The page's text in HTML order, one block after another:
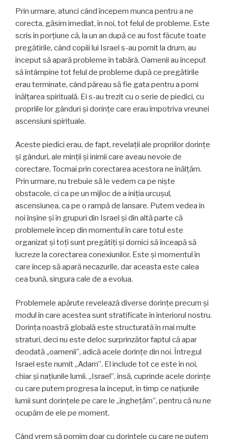
Prin urmare, atunci când începem munca pentru a ne
corecta, găsim imediat, în noi, tot felul de probleme. Este
scris în porțiune că, la un an după ce au fost făcute toate
pregătirile, când copiii lui Israel s-au pornit la drum, au
început să apară probleme în tabără. Oamenii au început
să întâmpine tot felul de probleme după ce pregătirile
erau terminate, când păreau să fie gata pentru a porni
înălţarea spirituală. Ei s-au trezit cu o serie de piedici, cu
propriile lor gânduri și dorințe care erau împotriva vreunei
ascensiuni spirituale.
Aceste piedici erau, de fapt, revelații ale propriilor dorințe
și gânduri, ale minții și inimii care aveau nevoie de
corectare. Tocmai prin corectarea acestora ne înălţăm.
Prin urmare, nu trebuie să le vedem ca pe nişte
obstacole, ci ca pe un mijloc de a iniţia urcuşul,
ascensiunea, ca pe o rampă de lansare. Putem vedea în
noi înșine și în grupuri din Israel și din altă parte că
problemele încep din momentul în care totul este
organizat și toți sunt pregătiţi și dornici să înceapă să
lucreze la corectarea conexiunilor. Este şi momentul în
care încep să apară necazurile, dar aceasta este calea
cea bună, singura cale de a evolua.
Problemele apărute revelează diverse dorințe precum și
modul în care acestea sunt stratificate în interiorul nostru.
Dorința noastră globală este structurată în mai multe
straturi, deci nu este deloc surprinzător faptul că apar
deodată „oamenii”, adică acele dorințe din noi. Întregul
Israel este numit „Adam”. El include tot ce este în noi,
chiar și națiunile lumii. „Israel”, însă, cuprinde acele dorințe
cu care putem progresa la început, în timp ce națiunile
lumii sunt dorinţele pe care le „înghețăm”, pentru că nu ne
ocupăm de ele pe moment.
Când vrem să pornim doar cu dorințele cu care ne putem